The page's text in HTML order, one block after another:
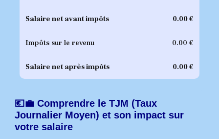
Salaire net avant impôts 0.00€
Impôts sur le revenu 0.00 €
Salaire net après impôts 0.00€
💶💼 Comprendre le TJM (Taux
Journalier Moyen) et son impact sur
votre salaire